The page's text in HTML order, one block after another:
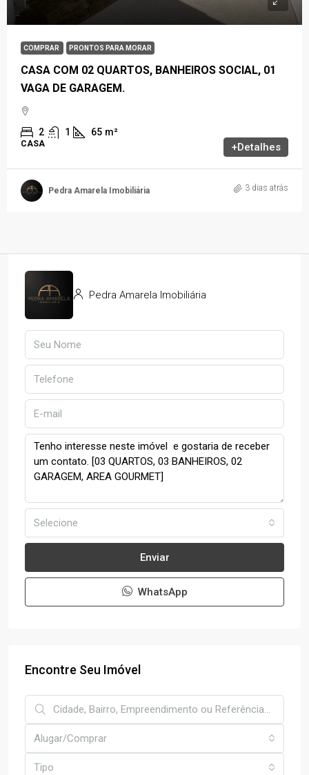
COMPRAR PRONTOS PARA MORAR
CASA COM 02 QUARTOS, BANHEIROS SOCIAL, 01
VAGA DE GARAGEM.
2 1 65 m²
CASA +Detalhes
Pedra Amarela Imobiliária 3 dias atrás
Pedra Amarela Imobiliária
Selecione
Enviar
WhatsApp
Encontre Seu Imóvel
Alugar/Comprar
Tipo